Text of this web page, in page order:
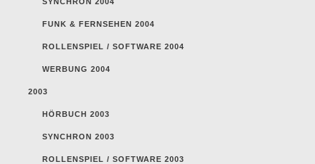
FUNK & FERNSEHEN 2004
ROLLENSPIEL / SOFTWARE 2004
WERBUNG 2004
2003
HÖRBUCH 2003
SYNCHRON 2003
ROLLENSPIEL / SOFTWARE 2003